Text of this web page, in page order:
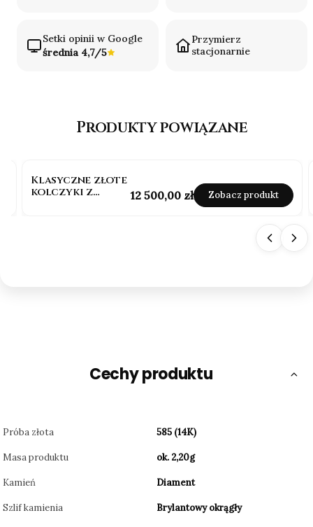
Setki opinii w Google
średnia 4,7/5
Przymierz
stacjonarnie
Produkty powiązane
Klasyczne złote
kolczyki z
Cena
12 500,00 zł Zobacz produkt
Cechy produktu
Próba złota 585 (14K)
Masa produktu ok. 2,20g
Kamień Diament
Szlif kamienia Brylantowy okrągły